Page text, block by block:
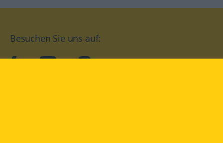
Besuchen Sie uns auf:
facebookYouTube Instagram